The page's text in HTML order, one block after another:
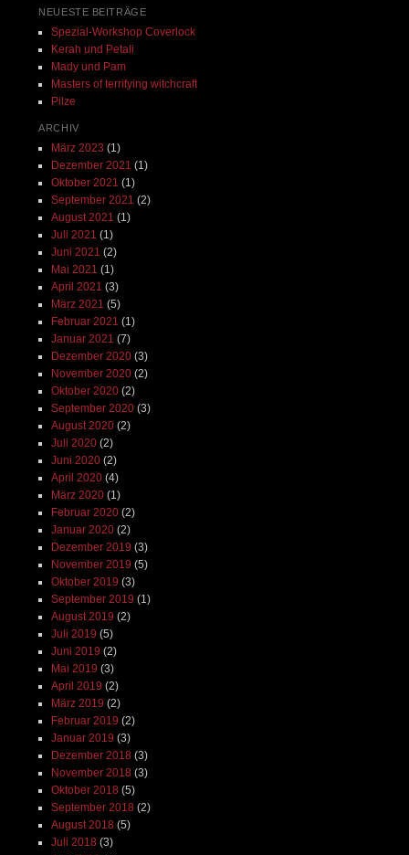
NEUESTE BEITRÄGE
Spezial-Workshop Coverlock
Kerah und Petali
Mady und Pam
Masters of terrifying witchcraft
Pilze
ARCHIV
März 2023 (1)
Dezember 2021 (1)
Oktober 2021 (1)
September 2021 (2)
August 2021 (1)
Juli 2021 (1)
Juni 2021 (2)
Mai 2021 (1)
April 2021 (3)
März 2021 (5)
Februar 2021 (1)
Januar 2021 (7)
Dezember 2020(3)
November 2020(2)
Oktober 2020(2)
September 2020(3)
August 2020(2)
Juli 2020(2)
Juni 2020(2)
April 2020(4)
März 2020(1)
Februar 2020(2)
Januar 2020(2)
Dezember 2019 (3)
November 2019 (5)
Oktober 2019 (3)
September 2019 (1)
August 2019 (2)
Juli 2019 (5)
Juni 2019 (2)
Mai 2019 (3)
April 2019 (2)
März 2019 (2)
Februar 2019 (2)
Januar 2019 (3)
Dezember 2018 (3)
November 2018 (3)
Oktober 2018 (5)
September 2018 (2)
August 2018 (5)
Juli 2018 (3)